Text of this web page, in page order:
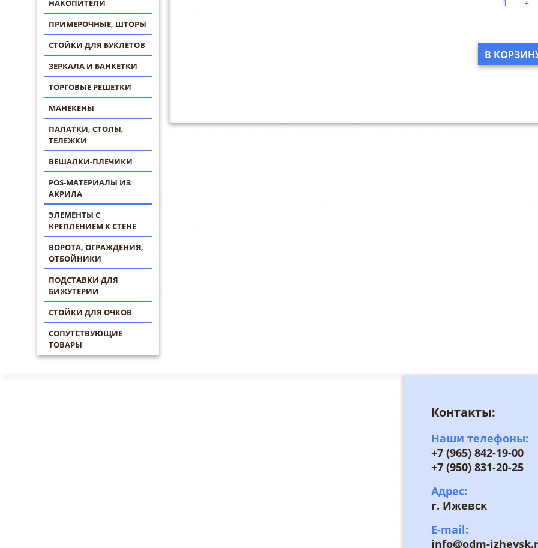
НАКОПИТЕЛИ
ПРИМЕРОЧНЫЕ, ШТОРЫ
СТОЙКИ ДЛЯ БУКЛЕТОВ
ЗЕРКАЛА И БАНКЕТКИ
ТОРГОВЫЕ РЕШЕТКИ
МАНЕКЕНЫ
ПАЛАТКИ, СТОЛЫ,
ТЕЛЕЖКИ
ВЕШАЛКИ-ПЛЕЧИКИ
POS-МАТЕРИАЛЫ ИЗ
АКРИЛА
ЭЛЕМЕНТЫ С
КРЕПЛЕНИЕМ К СТЕНЕ
ВОРОТА, ОГРАЖДЕНИЯ,
ОТБОЙНИКИ
ПОДСТАВКИ ДЛЯ
БИЖУТЕРИИ
СТОЙКИ ДЛЯ ОЧКОВ
СОПУТСТВУЮЩИЕ
ТОВАРЫ
- +
В
Контакты:
Наши телефоны:
+7 (965) 842-19-00
+7 (950) 831-20-25
Адрес:
г. Ижевск
E-mail:
info@odm-